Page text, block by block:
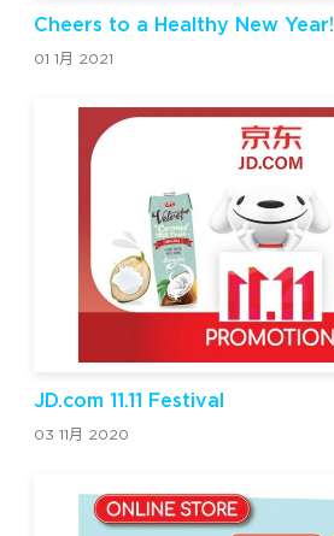
Cheers to a Healthy New Year!
01 1月 2021
JD.com 11.11 Festival
03 11月 2020